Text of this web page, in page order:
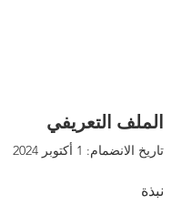
الملف التعريفي
تاريخ الانضمام: 1 أكتوبر 2024
نبذة